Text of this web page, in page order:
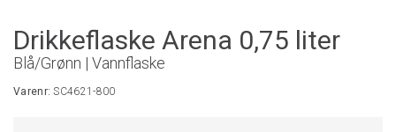
Drikkeflaske Arena 0,75 liter
Blå/Grønn | Vannflaske
Varenr:SC4621-800